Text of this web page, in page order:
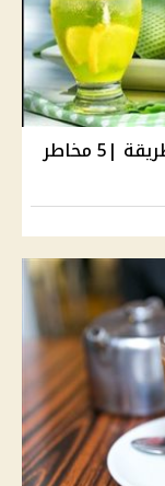
اوعوا تفكروا تشربوا الليمون بهذه الطريقة |5 مخاطر